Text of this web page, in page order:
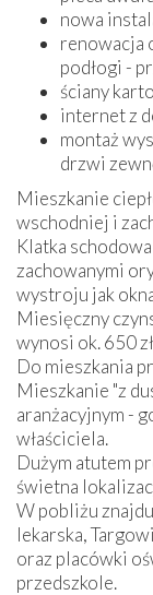
nowa
renowacja
podłogi -
ściany
internet z
montaż
drzwi
Mieszkanie
wschodniej i
Klatka
zachowanymi
wystroju jak
Miesięczny
wynosi ok. 650
Do mieszkania
Mieszkanie "z
aranżacyjnym -
właściciela.
Dużym atutem
świetna
W pobliżu
lekarska,
oraz placówki
przedszkole.